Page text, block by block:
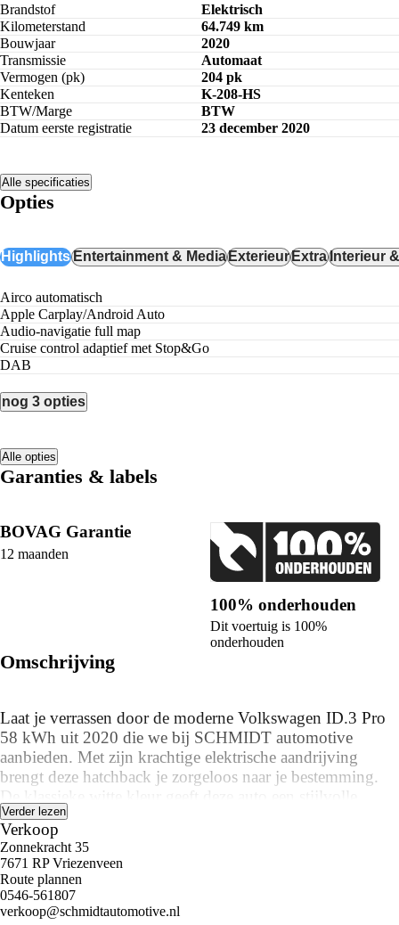
Brandstof
Elektrisch
Kilometerstand
64.749 km
Bouwjaar
2020
Transmissie
Automaat
Vermogen (pk)
204 pk
Kenteken
K-208-HS
BTW/Marge
BTW
Datum eerste registratie
23 december 2020
Alle specificaties
Opties
HighlightsEntertainment & MediaExterieurExtraInterieur
airco automatisch
Apple Carplay/Android Auto
audio-navigatie full map
cruise control adaptief met Stop&Go
DAB
nog 3 opties
Alle opties
Garanties & labels
BOVAG Garantie
12 maanden
100% onderhouden
Dit voertuig is 100%
onderhouden
Omschrijving
Laat je verrassen door de moderne Volkswagen ID.3 Pro
58 kWh uit 2020 die we bij SCHMIDT automotive
aanbieden. Met zijn krachtige elektrische aandrijving
brengt deze hatchback je zorgeloos naar je bestemming.
De klassieke witte kleur geeft deze auto een stijlvolle
uitstraling die overal opvalt.
Deze Volkswagen ID.3 is uitgerust met handige
parkeersensoren aan zowel de voor- als achterzijde,
waardoor parkeren een fluitje van een cent wordt. De
heldere LED koplampen zorgen voor een perfect zicht op
Verder lezen
Verkoop
Zonnekracht 35
7671 RP Vriezenveen
Route plannen
0546-561807
verkoop@schmidtautomotive.nl